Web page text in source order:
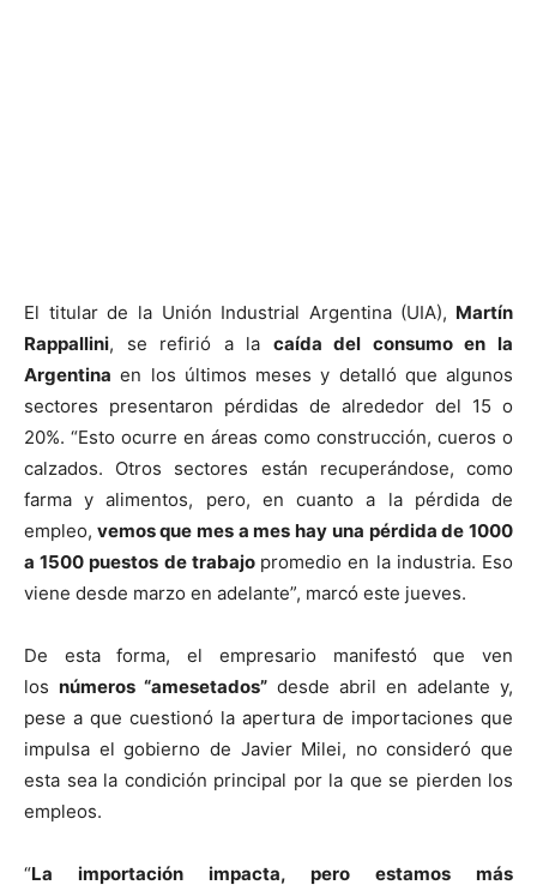
El titular de la Unión Industrial Argentina (UIA), Martín
Rappallini, se refirió a la caída del consumo en la
Argentina en los últimos meses y detalló que algunos
sectores presentaron pérdidas de alrededor del 15 o
20%. “Esto ocurre en áreas como construcción, cueros o
calzados. Otros sectores están recuperándose, como
farma y alimentos, pero, en cuanto a la pérdida de
empleo, vemos que mes a mes hay una pérdida de 1000
a 1500 puestos de trabajo promedio en la industria. Eso
viene desde marzo en adelante”, marcó este jueves.
De esta forma, el empresario manifestó que ven
los números “amesetados” desde abril en adelante y,
pese a que cuestionó la apertura de importaciones que
impulsa el gobierno de Javier Milei, no consideró que
esta sea la condición principal por la que se pierden los
empleos.
“La importación impacta, pero estamos más